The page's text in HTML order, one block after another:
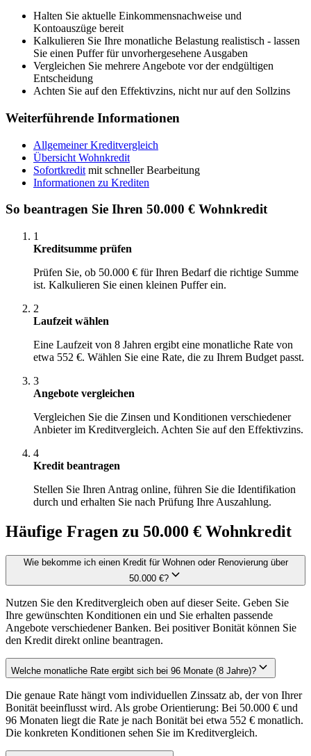
Halten Sie aktuelle Einkommensnachweise und
Kontoauszüge bereit
Kalkulieren Sie Ihre monatliche Belastung realistisch - lassen
Sie einen Puffer für unvorhergesehene Ausgaben
Vergleichen Sie mehrere Angebote vor der endgültigen
Entscheidung
Achten Sie auf den Effektivzins, nicht nur auf den Sollzins
Weiterführende Informationen
Allgemeiner Kreditvergleich
Übersicht Wohnkredit
Sofortkredit mit schneller Bearbeitung
Informationen zu Krediten
So beantragen Sie Ihren 50.000 € Wohnkredit
1
Kreditsumme prüfen
Prüfen Sie, ob 50.000 € für Ihren Bedarf die richtige Summe
ist. Kalkulieren Sie einen kleinen Puffer ein.
2
Laufzeit wählen
Eine Laufzeit von 8 Jahren ergibt eine monatliche Rate von
etwa 552 €. Wählen Sie eine Rate, die zu Ihrem Budget passt.
3
Angebote vergleichen
Vergleichen Sie die Zinsen und Konditionen verschiedener
Anbieter im Kreditvergleich. Achten Sie auf den Effektivzins.
4
Kredit beantragen
Stellen Sie Ihren Antrag online, führen Sie die Identifikation
durch und erhalten Sie nach Prüfung Ihre Auszahlung.
Häufige Fragen zu 50.000 € Wohnkredit
Wie bekomme ich einen Kredit für Wohnen oder Renovierung über
50.000 €?
Nutzen Sie den Kreditvergleich oben auf dieser Seite. Geben Sie
Ihre gewünschten Konditionen ein und Sie erhalten passende
Angebote verschiedener Banken. Bei positiver Bonität können Sie
den Kredit direkt online beantragen.
Welche monatliche Rate ergibt sich bei 96 Monate (8 Jahre)?
Die genaue Rate hängt vom individuellen Zinssatz ab, der von Ihrer
Bonität beeinflusst wird. Als grobe Orientierung: Bei 50.000 € und
96 Monaten liegt die Rate je nach Bonität bei etwa 552 € monatlich.
Die konkreten Konditionen sehen Sie im Kreditvergleich.